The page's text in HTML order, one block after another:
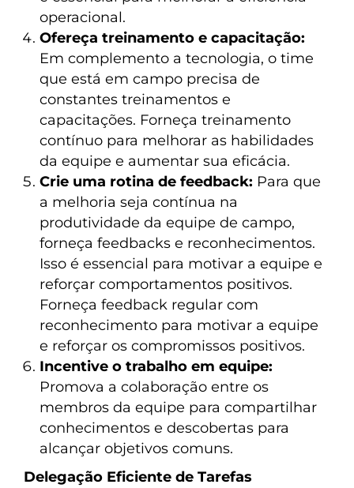
operacional.
Ofereça treinamento e capacitação:
Em complemento a tecnologia, o time
que está em campo precisa de
constantes treinamentos e
capacitações. Forneça treinamento
contínuo para melhorar as habilidades
da equipe e aumentar sua eficácia.
Crie uma rotina de feedback: Para que
a melhoria seja contínua na
produtividade da equipe de campo,
forneça feedbacks e reconhecimentos.
Isso é essencial para motivar a equipe e
reforçar comportamentos positivos.
Forneça feedback regular com
reconhecimento para motivar a equipe
e reforçar os compromissos positivos.
Incentive o trabalho em equipe:
Promova a colaboração entre os
membros da equipe para compartilhar
conhecimentos e descobertas para
alcançar objetivos comuns.
Delegação Eficiente de Tarefas